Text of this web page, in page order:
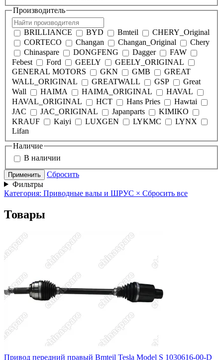
Производитель
BRILLIANCE BYD Bmteil
CHERY_Original
CORTECO
Changan Changan_Original
Chery
Chinaspare
DONGFENG Dagger
FAW
Febest
Ford GEELY
GEELY_ORIGINAL
GENERAL MOTORS
GKN GMB
GREAT
WALL_ORIGINAL
GREATWALL GSP
Great
Wall
HAIMA HAIMA_ORIGINAL
HAVAL
HAVAL_ORIGINAL
HCT Hans Pries
Hawtai
JAC
JAC_ORIGINAL Japanparts
KIMIKO
KRAUF
Kaiyi LUXGEN LYKMC
LYNX
Lifan
Наличие
В наличии
Применить
Сбросить
Фильтры
Категория: Приводные валы и ШРУС × Сбросить все
Товары
Привод передний правый Bmteil Tesla Model S 1030616-00-D